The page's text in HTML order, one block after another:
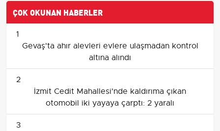
ÇOK OKUNAN HABERLER
1
Gevaş'ta ahır alevleri evlere ulaşmadan kontrol
altına alındı
2
İzmit Cedit Mahallesi'nde kaldırıma çıkan
otomobil iki yayaya çarptı: 2 yaralı
3